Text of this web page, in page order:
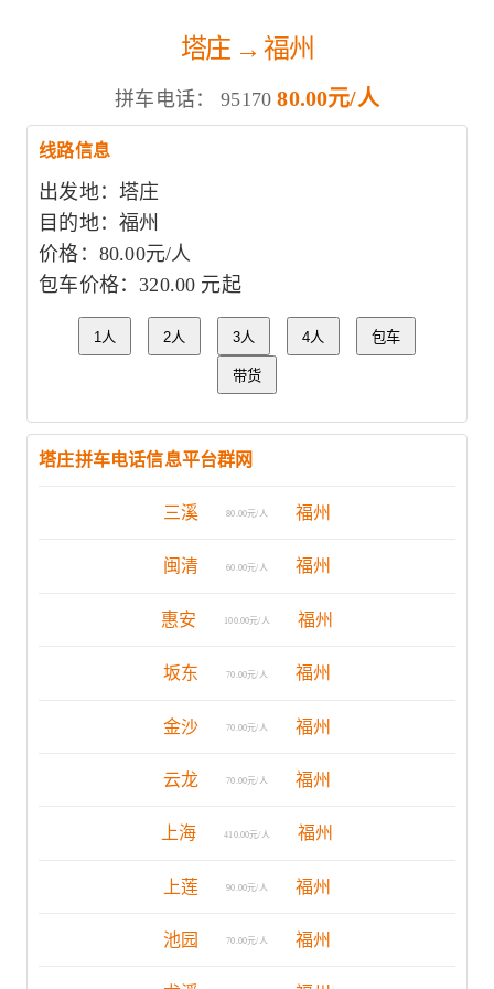
塔庄 → 福州
拼车电话：95170 80.00元/人
线路信息
出发地：塔庄
目的地：福州
价格：80.00元/人
包车价格：320.00 元起
1人 2人 3人 4人 包车
带货
塔庄拼车电话信息平台群网
三溪 80.00元/人 福州
闽清 60.00元/人 福州
惠安 100.00元/人 福州
坂东 70.00元/人 福州
金沙 70.00元/人 福州
云龙 70.00元/人 福州
上海 410.00元/人 福州
上莲 90.00元/人 福州
池园 70.00元/人 福州